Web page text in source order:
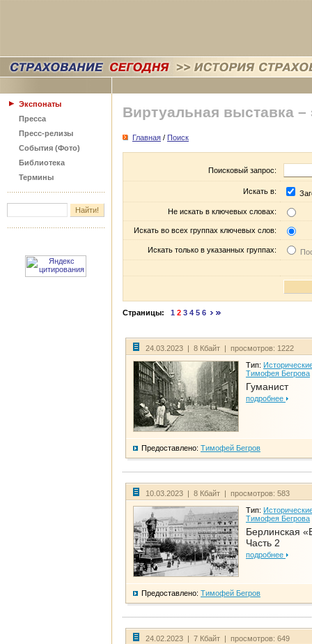
Экспонаты
Пресса
Пресс-релизы
События (Фото)
Библиотека
Термины
Виртуальная выставка –
Главная / Поиск
Поисковый запрос:
Искать в:
Не искать в ключевых словах:
Искать во всех группах ключевых слов:
Искать только в указанных группах:
Страницы: 1 2 3 4 5 6
24.03.2023 | 8 Кбайт | просмотров: 1222
Тип:
Тимофея Бегрова
Гуманист
подробнее
Предоставлено: Тимофей Бегров
10.03.2023 | 8 Кбайт | просмотров: 583
Тип:
Тимофея Бегрова
Берлинская
Часть 2
подробнее
Предоставлено: Тимофей Бегров
24.02.2023 | 7 Кбайт | просмотров: 649